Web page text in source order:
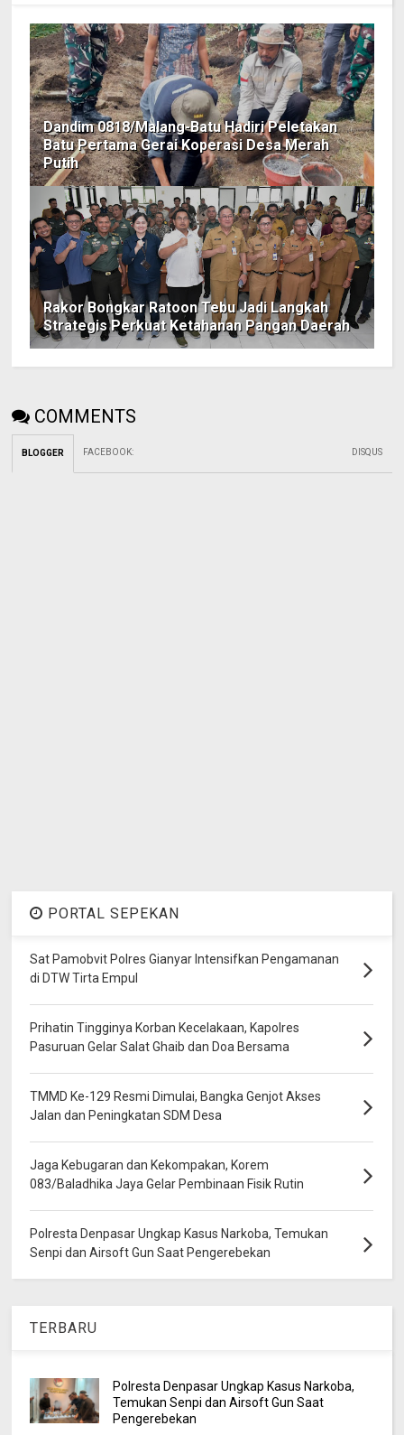
Dandim 0818/Malang-Batu Hadiri Peletakan
Batu Pertama Gerai Koperasi Desa Merah
Putih
Rakor Bongkar Ratoon Tebu Jadi Langkah
Strategis Perkuat Ketahanan Pangan Daerah
COMMENTS
BLOGGER FACEBOOK: DISQUS
PORTAL SEPEKAN
Sat Pamobvit Polres Gianyar Intensifkan Pengamanan
di DTW Tirta Empul
Prihatin Tingginya Korban Kecelakaan, Kapolres
Pasuruan Gelar Salat Ghaib dan Doa Bersama
TMMD Ke-129 Resmi Dimulai, Bangka Genjot Akses
Jalan dan Peningkatan SDM Desa
Jaga Kebugaran dan Kekompakan, Korem
083/Baladhika Jaya Gelar Pembinaan Fisik Rutin
Polresta Denpasar Ungkap Kasus Narkoba, Temukan
Senpi dan Airsoft Gun Saat Pengerebekan
TERBARU
Polresta Denpasar Ungkap Kasus Narkoba,
Temukan Senpi dan Airsoft Gun Saat
Pengerebekan